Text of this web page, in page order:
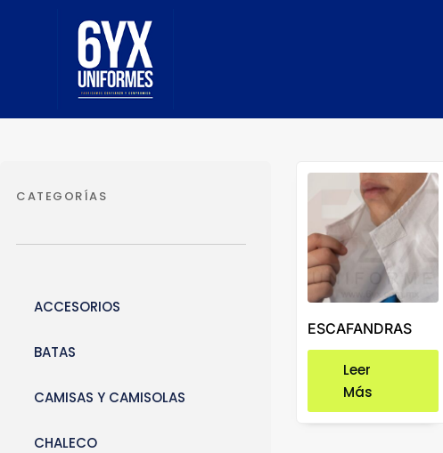
CATEGORÍAS
ACCESORIOS
BATAS
CAMISAS Y CAMISOLAS
CHALECO
ESCAFANDRAS
Leer
Más